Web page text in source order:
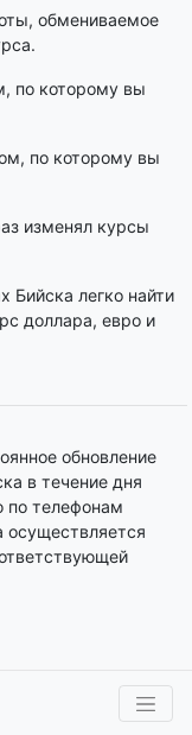
обмениваемое
по которому вы
по которому вы
изменял курсы
Бийска легко найти
доллара, евро и
обновление
в течение дня
по телефонам
осуществляется